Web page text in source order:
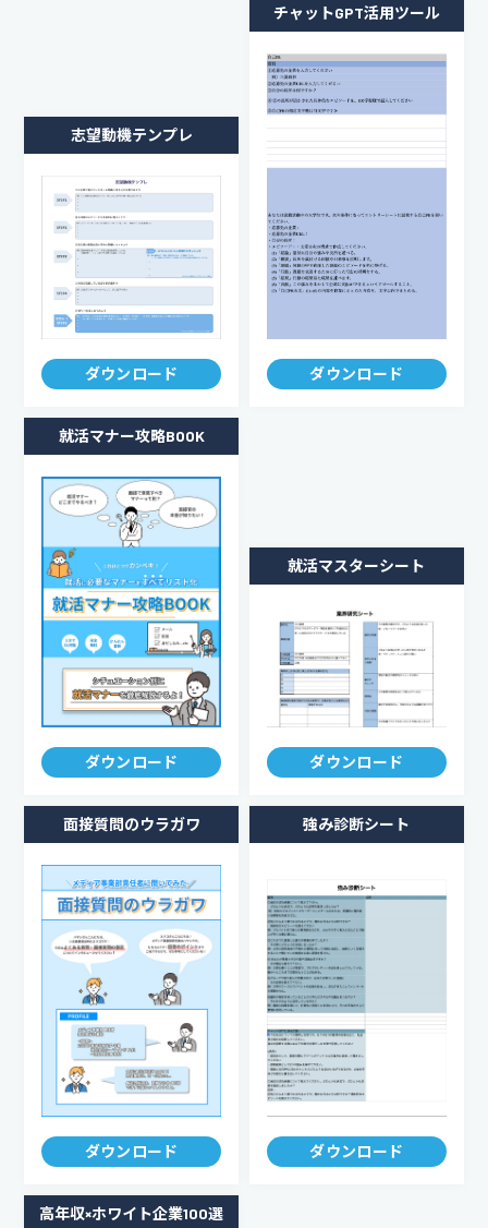
志望動機テンプレ
ダウンロード
チャットGPT活用ツール
ダウンロード
就活マナー攻略BOOK
ダウンロード
就活マスターシート
ダウンロード
面接質問のウラガワ
ダウンロード
強み診断シート
ダウンロード
高年収×ホワイト企業100選